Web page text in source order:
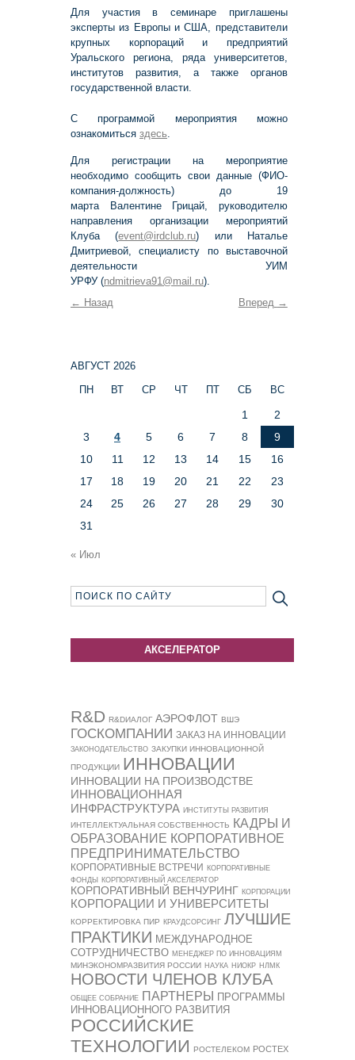
Для участия в семинаре приглашены
эксперты из Европы и США, представители
крупных корпораций и предприятий
Уральского региона, ряда университетов,
институтов развития, а также органов
государственной власти.
С программой мероприятия можно
ознакомиться здесь.
Для регистрации на мероприятие
необходимо сообщить свои данные (ФИО-
компания-должность) до 19
марта Валентине Грицай, руководителю
направления организации мероприятий
Клуба (event@irdclub.ru) или Наталье
Дмитриевой, специалисту по выставочной
деятельности УИМ
УРФУ (ndmitrieva91@mail.ru).
← Назад Вперед →
АВГУСТ 2026
ПН
ВТ СР ЧТ ПТ СБ ВС
1
2
3
4 5 6 7 8
9
10
11 12 13 14 15
16
17
18 19 20 21 22
23
24
25 26 27 28 29
30
31
« Июл
АКСЕЛЕРАТОР
R&D R&DИАЛОГ АЭРОФЛОТ ВШЭ
ГОСКОМПАНИИ ЗАКАЗ НА ИННОВАЦИИ
ЗАКОНОДАТЕЛЬСТВО ЗАКУПКИ ИННОВАЦИОННОЙ
ПРОДУКЦИИ ИННОВАЦИИ
ИННОВАЦИИ НА ПРОИЗВОДСТВЕ
ИННОВАЦИОННАЯ
ИНФРАСТРУКТУРА ИНСТИТУТЫ РАЗВИТИЯ
ИНТЕЛЛЕКТУАЛЬНАЯ СОБСТВЕННОСТЬ КАДРЫ И
ОБРАЗОВАНИЕ КОРПОРАТИВНОЕ
ПРЕДПРИНИМАТЕЛЬСТВО
КОРПОРАТИВНЫЕ ВСТРЕЧИ
КОРПОРАТИВНЫЕ
ФОНДЫ
КОРПОРАТИВНЫЙ АКСЕЛЕРАТОР
КОРПОРАТИВНЫЙ ВЕНЧУРИНГ КОРПОРАЦИИ
КОРПОРАЦИИ И УНИВЕРСИТЕТЫ
КОРРЕКТИРОВКА ПИР КРАУДСОРСИНГ ЛУЧШИЕ
ПРАКТИКИ МЕЖДУНАРОДНОЕ
СОТРУДНИЧЕСТВО МЕНЕДЖЕР ПО ИННОВАЦИЯМ
МИНЭКОНОМРАЗВИТИЯ РОССИИ НАУКА НИОКР НЛМК
НОВОСТИ ЧЛЕНОВ КЛУБА
ОБЩЕЕ СОБРАНИЕ ПАРТНЕРЫ
ПРОГРАММЫ
ИННОВАЦИОННОГО РАЗВИТИЯ
РОССИЙСКИЕ
ТЕХНОЛОГИИ
РОСТЕЛЕКОМ РОСТЕХ